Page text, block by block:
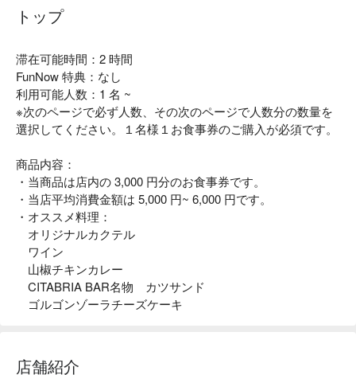
トップ
滞在可能時間：2 時間
FunNow 特典：なし
利用可能人数：1 名 ~
※次のページで必ず人数、その次のページで人数分の数量を
選択してください。１名様１お食事券のご購入が必須です。
商品内容：
・当商品は店内の 3,000 円分のお食事券です。
・当店平均消費金額は 5,000 円~ 6,000 円です。
・オススメ料理：
オリジナルカクテル
ワイン
山椒チキンカレー
CITABRIA BAR名物 カツサンド
ゴルゴンゾーラチーズケーキ
店舗紹介